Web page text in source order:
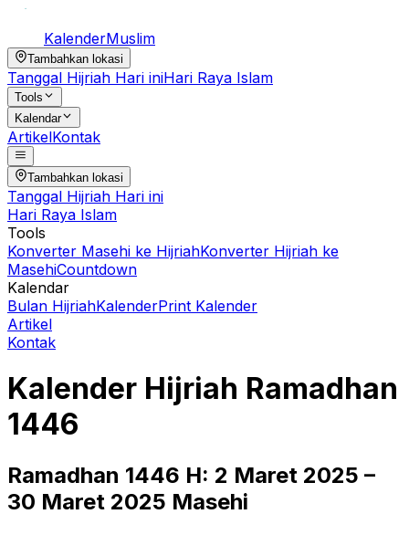
KalenderMuslim
Tambahkan lokasi
Tanggal Hijriah Hari iniHari Raya Islam
Tools
Kalendar
ArtikelKontak
Tambahkan lokasi
Tanggal Hijriah Hari ini
Hari Raya Islam
Tools
Konverter Masehi ke HijriahKonverter Hijriah ke
MasehiCountdown
Kalendar
Bulan HijriahKalenderPrint Kalender
Artikel
Kontak
Kalender Hijriah Ramadhan
1446
Ramadhan 1446 H: 2 Maret 2025 –
30 Maret 2025 Masehi